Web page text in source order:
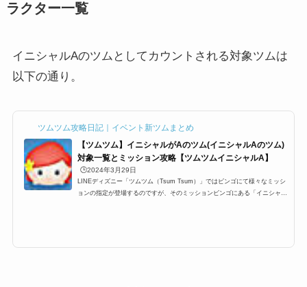
ラクター一覧
イニシャルAのツムとしてカウントされる対象ツムは
以下の通り。
ツムツム攻略日記｜イベント新ツムまとめ
【ツムツム】イニシャルがAのツム(イニシャルAのツム)
対象一覧とミッション攻略【ツムツムイニシャルA】
🕒️2024年3月29日
LINEディズニー「ツムツム（Tsum Tsum）」ではビンゴにて様々なミッシ
ョンの指定が登場するのですが、そのミッションビンゴにある「イニシャル